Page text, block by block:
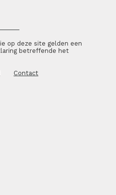
op deze site gelden een
betreffende het
Contact